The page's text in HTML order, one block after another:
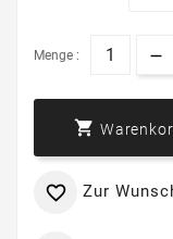
Menge :

 Zur